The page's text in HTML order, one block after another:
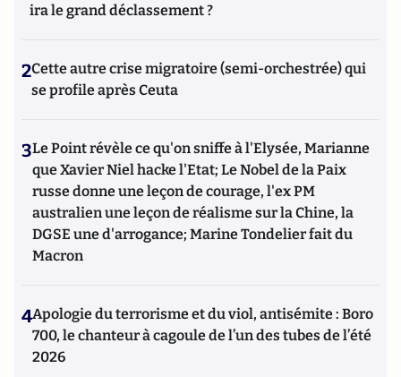
ira le grand déclassement ?
2Cette autre crise migratoire (semi-orchestrée) qui
se profile après Ceuta
3Le Point révèle ce qu'on sniffe à l'Elysée, Marianne
que Xavier Niel hacke l'Etat; Le Nobel de la Paix
russe donne une leçon de courage, l'ex PM
australien une leçon de réalisme sur la Chine, la
DGSE une d'arrogance; Marine Tondelier fait du
Macron
4Apologie du terrorisme et du viol, antisémite : Boro
700, le chanteur à cagoule de l’un des tubes de l’été
2026